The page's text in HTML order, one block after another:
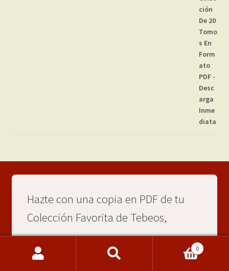
Hazte con una copia en PDF de tu
Colección Favorita de Tebeos,
Política De Privacidad
Política De Cookies
0